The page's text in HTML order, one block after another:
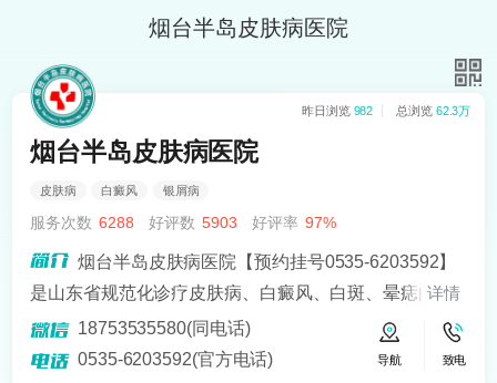
烟台半岛皮肤病医院
昨日浏览 982 总浏览 62.3万
烟台半岛皮肤病医院
皮肤病 白癜风 银屑病
服务次数 6288 好评数 5903 好评率 97%
烟台半岛皮肤病医院【预约挂号0535-6203592】
是山东省规范化诊疗皮肤病、白癜风、白斑、晕痣的医
院。熟悉皮肤病科常见病、多发病、疑难病的诊治，尤
其擅长光化学疗法、窄波紫外线、308准分子激光以及外
详情
18753535580(同电话)
0535-6203592(官方电话)
导航 致电